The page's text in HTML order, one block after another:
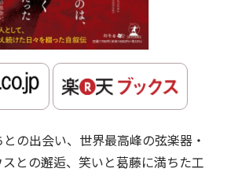
の出会い、世界最高峰の弦楽器・
との邂逅、笑いと葛藤に満ちた工